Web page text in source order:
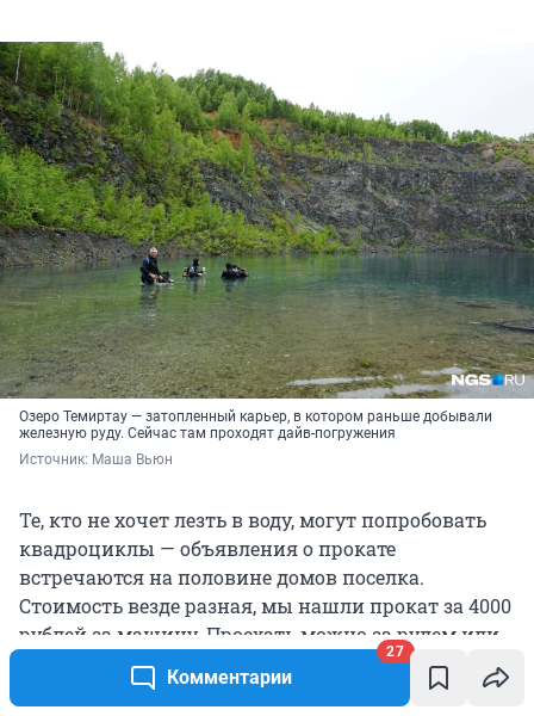
Комментарии
27
Озеро Темиртау — затопленный карьер, в котором раньше добывали
железную руду. Сейчас там проходят дайв-погружения
Источник: Маша Вьюн
Те, кто не хочет лезть в воду, могут попробовать
квадроциклы — объявления о прокате
встречаются на половине домов поселка.
Стоимость везде разная, мы нашли прокат за 4000
рублей за машину. Проехать можно за рулем или
пассажиром. Крутые склоны, кедры, пихты,
горные реки и броды, извилистые таежные